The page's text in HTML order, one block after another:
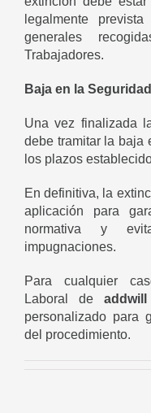
legalmente
generales
Trabajadores.
Baja en la
Una vez finalizada
debe tramitar la baja
los plazos
En definitiva, la
aplicación para
normativa y
impugnaciones.
Para cualquier
Laboral de addwill
personalizado para
del procedimiento.